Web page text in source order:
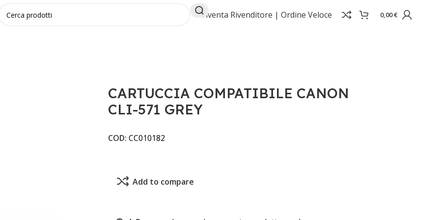
Diventa Rivenditore | Ordine Veloce 0,00€
CARTUCCIA COMPATIBILE CANON CLI-571 GREY
CARTUCCIA COMPATIBILE CANON
CLI-571 GREY
COD: CC010182
Add to compare